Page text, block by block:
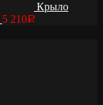
Крыло
5 210Р